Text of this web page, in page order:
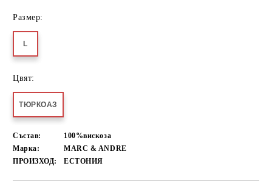
Размер:
L
Цвят:
ТЮРКОАЗ
Състав:
100%вискоза
Марка:
MARC & ANDRE
ПРОИЗХОД:
ЕСТОНИЯ